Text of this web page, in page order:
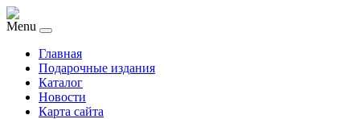
Menu
Главная
Подарочные издания
Каталог
Новости
Карта сайта